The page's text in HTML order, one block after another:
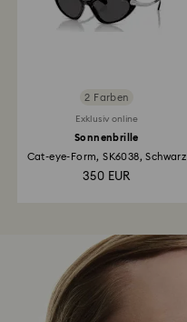
2 Farben
Exklusiv online
Sonnenbrille
Cat-eye-Form, SK6038, Schwarz
350 EUR